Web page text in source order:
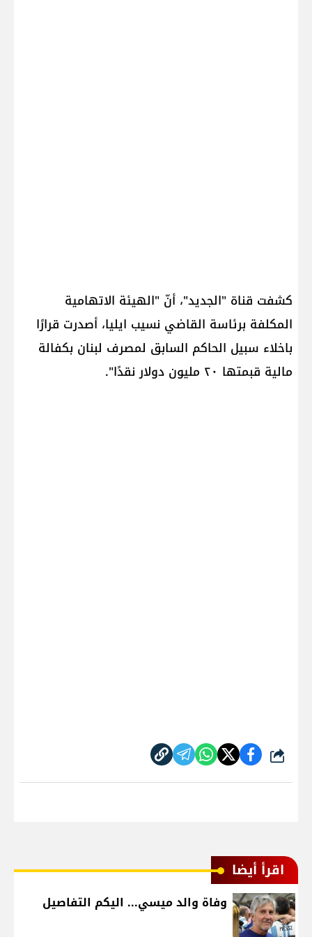
كشفت قناة "الجديد"، أنّ "الهيئة الاتهامية
المكلفة برئاسة القاضي نسيب ايليا، أصدرت قرارًا
باخلاء سبيل ​الحاكم السابق لمصرف لبنان​ بكفالة
مالية قبمتها ٢٠ مليون دولار نقدًا".
شارك
اقرأ أيضا
وفاة والد ميسي... اليكم التفاصيل